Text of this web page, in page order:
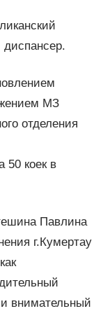
диспансер.
МЗ
отделения
50 коек в
Павлина
г.Кумертау
внимательный